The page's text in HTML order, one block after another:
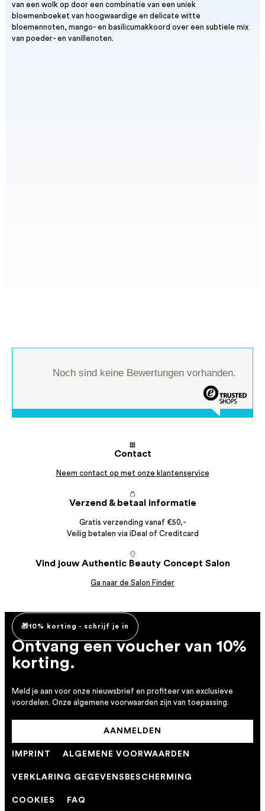
van een wolk op door een combinatie van een uniek
bloemenboeket van hoogwaardige en delicate witte
bloemennoten, mango- en basilicumakkoord over een subtiele mix
van poeder- en vanillenoten.
Noch sind keine Bewertungen vorhanden.
Vind jouw Authentic Beauty Concept Salon
Ga naar de Salon Finder
Verzend & betaal informatie
Gratis verzending vanaf €50,-
Veilig betalen via iDeal of Creditcard
Contact
Neem contact op met onze klantenservice
🎁10% korting - schrijf je in
Ontvang een voucher van 10%
korting.
Meld je aan voor onze nieuwsbrief en profiteer van exclusieve
voordelen. Onze algemene voorwaarden zijn van toepassing.
AANMELDEN
IMPRINT ALGEMENE VOORWAARDEN
VERKLARING GEGEVENSBESCHERMING
COOKIES FAQ